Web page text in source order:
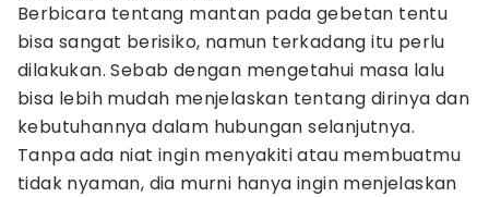
Berbicara tentang mantan pada gebetan tentu
bisa sangat berisiko, namun terkadang itu perlu
dilakukan. Sebab dengan mengetahui masa lalu
bisa lebih mudah menjelaskan tentang dirinya dan
kebutuhannya dalam hubungan selanjutnya.
Tanpa ada niat ingin menyakiti atau membuatmu
tidak nyaman, dia murni hanya ingin menjelaskan